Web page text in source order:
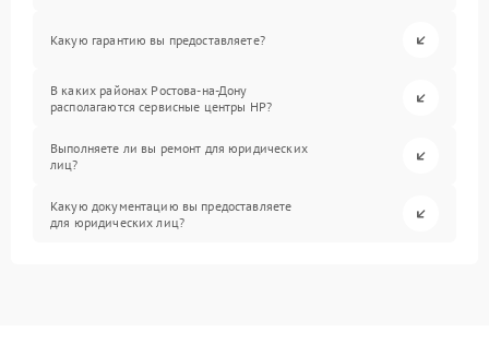
Какую гарантию вы предоставляете?
В каких районах Ростова-на-Дону
располагаются сервисные центры HP?
Выполняете ли вы ремонт для юридических
лиц?
Какую документацию вы предоставляете
для юридических лиц?